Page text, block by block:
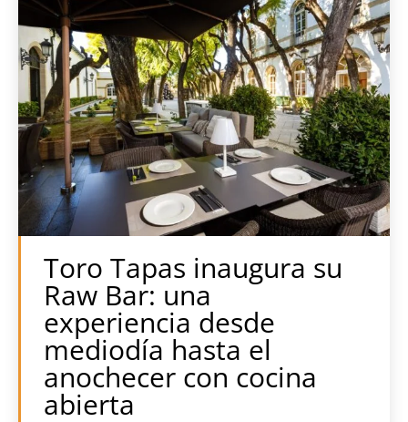
Toro Tapas inaugura su
Raw Bar: una
experiencia desde
mediodía hasta el
anochecer con cocina
abierta